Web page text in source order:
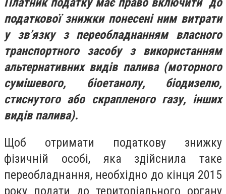
податкової знижки понесені ним витрати
у зв’язку з переобладнанням власного
транспортного засобу з використанням
альтернативних видів палива (моторного
сумішевого, біоетанолу, біодизелю,
стиснутого або скрапленого газу, інших
видів палива).
Щоб отримати податкову знижку
фізичній особі, яка здійснила таке
переобладнання, необхідно до кінця 2015
року подати до територіального органу